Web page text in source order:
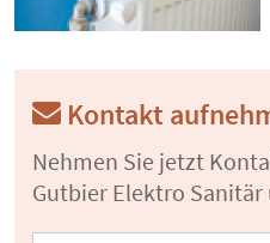
Kontakt
Nehmen Sie jetzt
Gutbier Elektro Sanitär